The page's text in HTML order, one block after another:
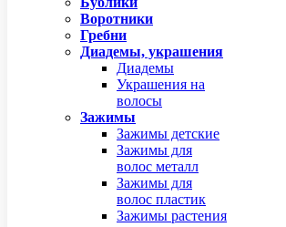
Воротники
Гребни
Диадемы, украшения
Диадемы
Украшения на
волосы
Зажимы
Зажимы детские
Зажимы для
волос металл
Зажимы для
волос пластик
Зажимы растения